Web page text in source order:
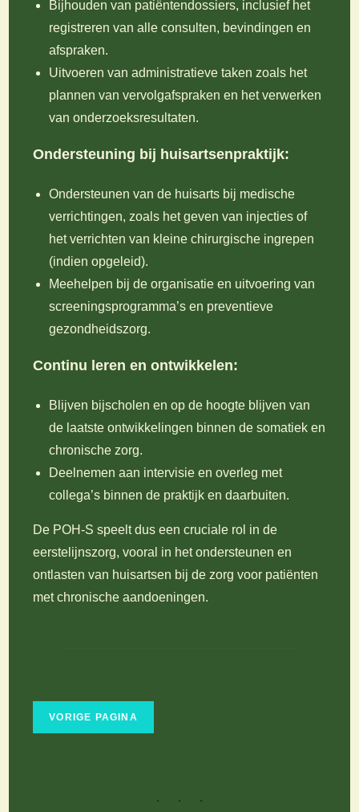
Bijhouden van patiëntendossiers, inclusief het
registreren van alle consulten, bevindingen en
afspraken.
Uitvoeren van administratieve taken zoals het
plannen van vervolgafspraken en het verwerken
van onderzoeksresultaten.
Ondersteuning bij huisartsenpraktijk:
Ondersteunen van de huisarts bij medische
verrichtingen, zoals het geven van injecties of
het verrichten van kleine chirurgische ingrepen
(indien opgeleid).
Meehelpen bij de organisatie en uitvoering van
screeningsprogramma’s en preventieve
gezondheidszorg.
Continu leren en ontwikkelen:
Blijven bijscholen en op de hoogte blijven van
de laatste ontwikkelingen binnen de somatiek en
chronische zorg.
Deelnemen aan intervisie en overleg met
collega’s binnen de praktijk en daarbuiten.
De POH-S speelt dus een cruciale rol in de
eerstelijnszorg, vooral in het ondersteunen en
ontlasten van huisartsen bij de zorg voor patiënten
met chronische aandoeningen.